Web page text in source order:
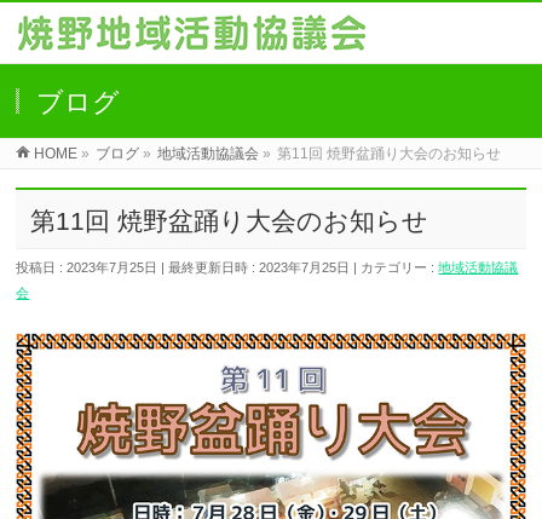
ブログ
HOME » ブログ » 地域活動協議会 » 第11回 焼野盆踊り大会のお知らせ
第11回 焼野盆踊り大会のお知らせ
投稿日 : 2023年7月25日 最終更新日時 : 2023年7月25日 カテゴリー :地域活動協議
会